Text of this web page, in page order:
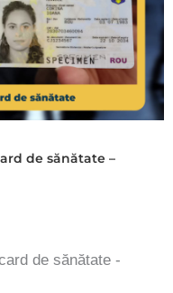
de sănătate –
de sănătate -